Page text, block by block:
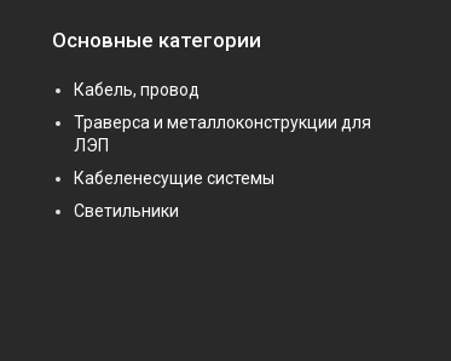
Основные категории
Кабель, провод
Траверса и металлоконструкции для
ЛЭП
Кабеленесущие системы
Светильники